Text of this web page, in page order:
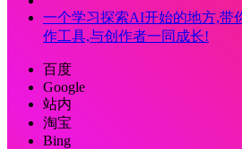
一个学习探索AI开始的地方,带
作工具,与创作者一同成长!
百度
Google
站内
淘宝
Bing